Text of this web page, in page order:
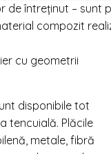
de întreținut –
compozit
cu geometrii
disponibile tot
tencuială. Plăcile
metale, fibră